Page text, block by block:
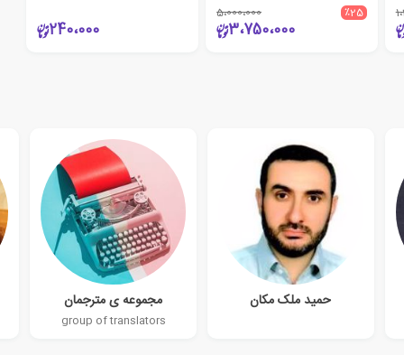
٪25 5،000،000
3،750،000 240،000
حمید ملک مکان مجموعه ی مترجمان
group of translators